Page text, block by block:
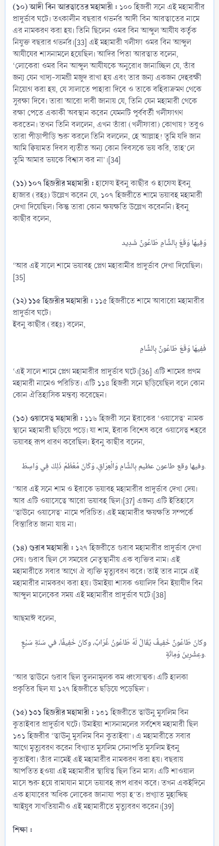
(১০) আদী বিন আরত্বাতের মহামারী : ১০০ হিজরী সনে এই মহামারীর
প্রাদুর্ভাব ঘটে। তৎকালীন বছরার গভর্নর আদী বিন আরত্বাতের নামে
এর নামকরণ করা হয়। তিনি ছিলেন ওমর বিন আব্দুল আযীয কর্তৃক
নিযুক্ত বছরার গভর্নর।[33] এই মহামারী খলীফা ওমর বিন আব্দুল
আযীযের শাসনামলে হয়েছিল। আদির পিতা আরত্বাত বলেন,
‘লোকেরা ওমর বিন আব্দুল আযীযকে অনুরোধ জানাচ্ছিল যে, তাঁর
জন্য যেন খাদ্য-সামগ্রী মজুদ রাখা হয় এবং তার জন্য একজন দেহরক্ষী
নিয়োগ করা হয়, যে সালাতে পাহারা দিবে ও তাকে বহিরাক্রমণ থেকে
সুরক্ষা দিবে। তারা আরো দাবী জানায় যে, তিনি যেন মহামারী থেকে
রক্ষা পেতে একাকী অবস্থান করেন যেমনটি পূর্ববর্তী খলীফাগণ
করতেন। তখন তিনি বললেন, এখন তাঁরা (খলীফারা) কোথায়? তবুও
তারা পীড়াপীড়ি শুরু করলে তিনি বললেন, হে আল্লাহ! তুমি যদি জান
আমি ক্বিয়ামত দিবস ব্যতীত অন্য কোন দিবসকে ভয় করি, তাহ’লে
তুমি আমার ভয়কে বিশ্বাস কর না’।[34]
(১১) ১০৭ হিজরীর মহামারী :হাফেয ইবনু কাছীর ও হাফেয ইবনু
হাজার (রহঃ) উল্লেখ করেন যে, ১০৭ হিজরীতে শামে ভয়াবহ মহামারী
দেখা দিয়েছিল। কিন্তু তারা কোন ক্ষয়ক্ষতি উল্লেখ করেননি। ইবনু
কাছীর বলেন,
‘আর এই সালে শামে ভয়াবহ প্লেগ মহারামীর প্রাদুর্ভাব দেখা দিয়েছিল।
[35]
(১২) ১১৫ হিজরীর মহামারী : ১১৫ হিজরীতে শামে আবারো মহামারীর
প্রাদুর্ভাব ঘটে।
ইবনু কাছীর (রহঃ) বলেন,
‘এই সালে শামে প্লেগ মহামারীর প্রাদুর্ভাব ঘটে।[36] এটি শামের প্রথম
মহামারী নামেও পরিচিত। এটি ১১৪ হিজরী সনে ছড়িয়েছিল বলে কোন
কোন ঐতিহাসিক মন্তব্য করেছেন।
(১৩) ওয়াসেত্ব মহামারী : ১১৬ হিজরী সনে ইরাকের ‘ওয়াসেত্ব’ নামক
স্থানে মহামারী ছড়িয়ে পড়ে। যা শাম, ইরাক বিশেষ করে ওয়াসেত্ব শহরে
ভয়াবহ রূপ ধারণ করেছিল। ইবনু কাছীর বলেন,
وفيها وقع طاعون عظيم بِالشَّامِ وَالْعِرَاقِ، وَكَانَ مُعْظَمُ ذَلِكَ فِي وَاسِطَ.​
‘আর এই সনে শাম ও ইরাকে ভয়াবহ মহামারীর প্রাদুর্ভাব দেখা দেয়।
আর এটি ওয়াসেত্বে আরো ভয়াবহ ছিল।[37] এজন্য এটি ইতিহাসে
‘ত্বাঊনে ওয়াসেত্ব’ নামে পরিচিত। এই মহামারীর ক্ষয়ক্ষতি সম্পর্কে
বিস্তারিত জানা যায় না।
(১৪) গুরাব মহামারী : ১২৭ হিজরীতে গুরাব মহামারীর প্রাদুর্ভাব দেখা
দেয়। গুরাব ছিল সে সময়ের নেতৃস্থানীয় এক ব্যক্তির নাম। এই
মহামারীতে সবার আগে ঐ ব্যক্তি মৃত্যুবরণ করে। তাই তার নামে এই
মহামারীর নামকরণ করা হয়। উমাইয়া শাসক ওয়ালিদ বিন ইয়াযীদ বিন
আব্দুল মালেকের সময় এই মহামারীর প্রাদুর্ভাব ঘটে।[38]
আছমাঈ বলেন,
وكانَ طَاعُونٌ خَفِيفٌ يُقَالُ لَهُ طَاعُونُ غُرَابٌ، وكانَ خَفِيفًا، في سَنَةِ سَبْعٍ
وعِشْرِينَ وَمِائَةٍ.​
‘আর ত্বাঊনে গুরাব ছিল তুলনামূলক কম ধ্বংসাত্মক। এটি হালকা
প্রকৃতির ছিল যা ১২৭ হিজরীতে ছড়িয়ে পড়েছিল’।
(১৫) ১৩১ হিজরীর মহামারী : ১৩১ হিজরীতে ত্বাঊনু মুসলিম বিন
কুতাইবার প্রাদুর্ভাব ঘটে। উমাইয়া শাসনামলের সর্বশেষ মহামারী ছিল
১৩১ হিজরীর ‘ত্বাঊনু মুসলিম বিন কুতাইবা’। এ মহামারীতে সবার
আগে মৃত্যুবরণ করেন বিখ্যাত মুসলিম সেনাপতি মুসলিম ইবনু
কুতাইবা। তাঁর নামেই এই মহামারীর নামকরণ করা হয়। বছরায়
আপতিত হওয়া এই মহামারীর স্থায়িত্ব ছিল তিন মাস। এটি শাওয়াল
মাসে শুরু হয়ে রামাযান মাসে ভয়াবহ রূপ ধারণ করে। তখন একইদিনে
এক হাযারের অধিক লোকের জানাযা পড়া হ’ত। প্রখ্যাত মুহাদ্দিছ
আইয়ুব সাখতিয়ানীও এই মহামারীতে মৃত্যুবরণ করেন।[39]
শিক্ষা :